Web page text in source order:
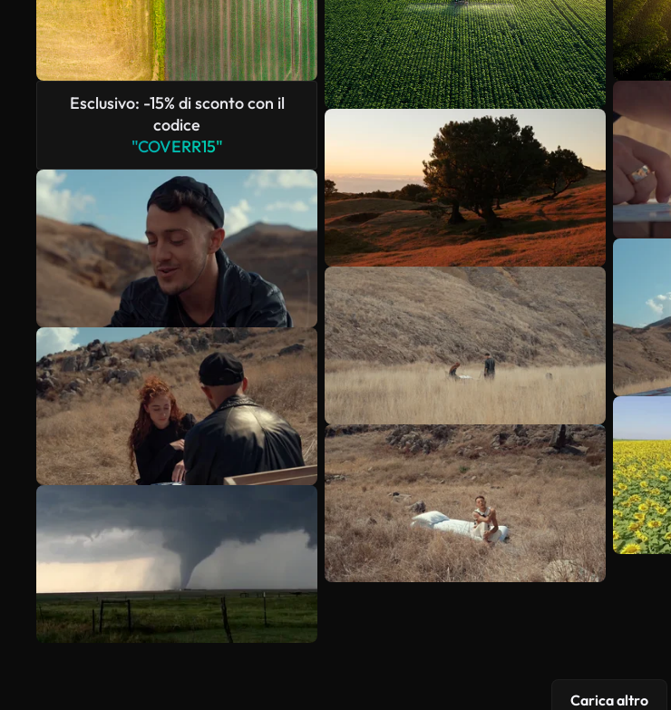
Esclusivo: -15% di sconto con il
codice
"COVERR15"
Carica altro